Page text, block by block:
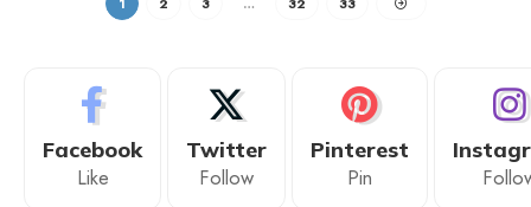
Facebook
Like
Twitter
Follow
Pinterest
Pin